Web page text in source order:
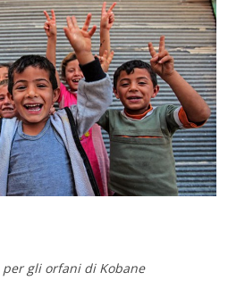
per gli orfani di Kobane